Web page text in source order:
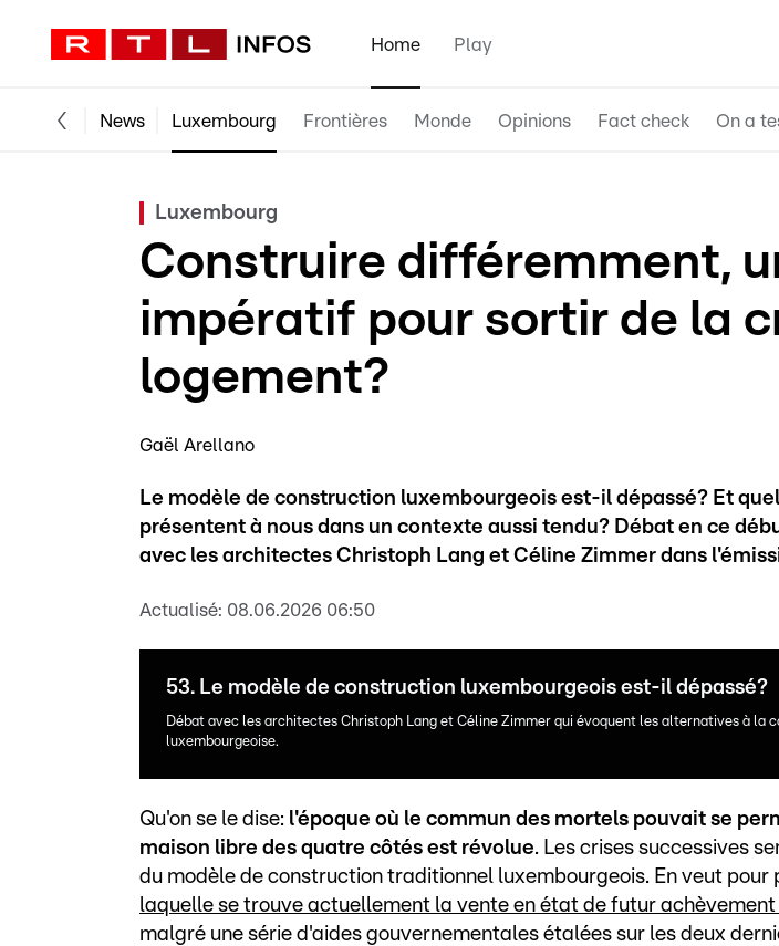
Home Play
News Luxembourg Frontières Monde Opinions Fact check On a
Luxembourg
Construire différemment,
impératif pour sortir de la
logement?
Gaël Arellano
Le modèle de construction luxembourgeois est-il dépassé? Et
présentent à nous dans un contexte aussi tendu? Débat en ce
avec les architectes Christoph Lang et Céline Zimmer dans
Actualisé: 08.06.2026 06:50
53. Le modèle de construction luxembourgeois est-il dépassé?
Débat avec les architectes Christoph Lang et Céline Zimmer qui évoquent les alternatives à la
luxembourgeoise.
Qu'on se le dise: l'époque où le commun des mortels pouvait se
maison libre des quatre côtés est révolue. Les crises successives
du modèle de construction traditionnel luxembourgeois. En veut pour
laquelle se trouve actuellement la vente en état de futur achèvement
malgré une série d'aides gouvernementales étalées sur les deux